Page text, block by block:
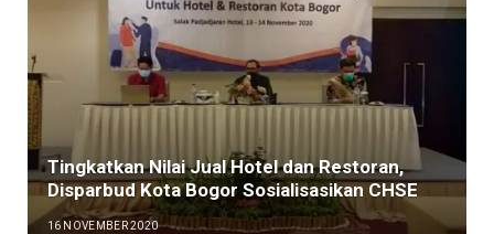
Tingkatkan Nilai Jual Hotel dan Restoran,
Disparbud Kota Bogor Sosialisasikan CHSE
16 NOVEMBER 2020